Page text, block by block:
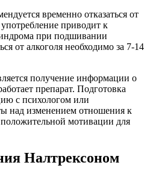
временно отказаться от
приводит к
при подшивании
от алкоголя необходимо за 7-14
получение информации о
препарат. Подготовка
с психологом или
над изменением отношения к
мотивации для
Налтрексоном